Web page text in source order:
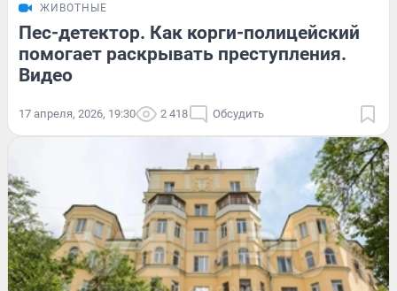
ЖИВОТНЫЕ
Пес-детектор. Как корги-полицейский
помогает раскрывать преступления.
Видео
17 апреля, 2026, 19:30 2 418 Обсудить